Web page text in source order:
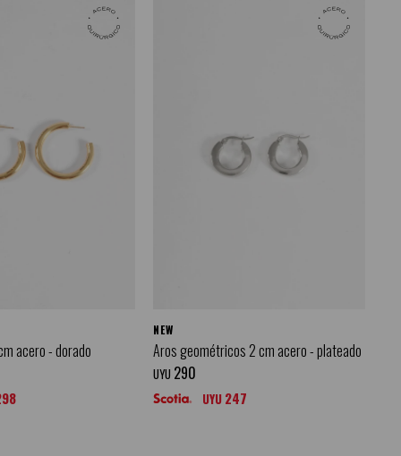
acero - dorado
NEW
Aros geométricos 2 cm acero - plateado
UYU 290
UYU 247